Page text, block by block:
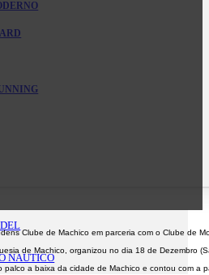
NAUTICO
Clube de Machico em parceria com o Clube de
de Machico, organizou no dia 18 de Dezembro
palco a baixa da cidade de Machico e contou com a